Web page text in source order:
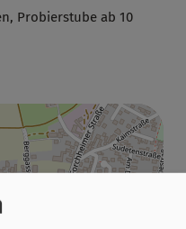
Probierstube ab 10